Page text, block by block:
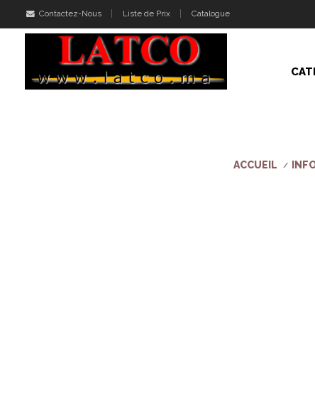
Contactez-Nous Liste de Prix Catalogue
ACCUEIL